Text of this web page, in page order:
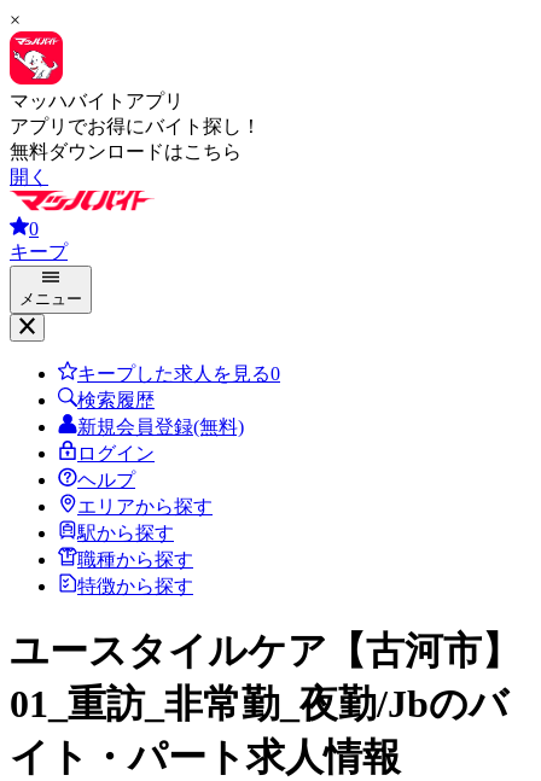
×
マッハバイトアプリ
アプリでお得にバイト探し！
無料ダウンロードはこちら
開く
0
キープ
メニュー
キープした求人を見る0
検索履歴
新規会員登録(無料)
ログイン
ヘルプ
エリアから探す
駅から探す
職種から探す
特徴から探す
ユースタイルケア【古河市】
01_重訪_非常勤_夜勤/Jbのバ
イト・パート求人情報